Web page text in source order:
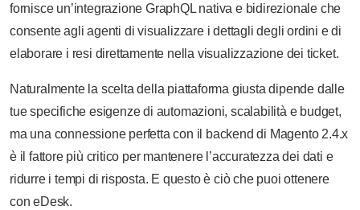
fornisce un’integrazione GraphQL nativa e bidirezionale che
consente agli agenti di visualizzare i dettagli degli ordini e di
elaborare i resi direttamente nella visualizzazione dei ticket.
Naturalmente la scelta della piattaforma giusta dipende dalle
tue specifiche esigenze di automazioni, scalabilità e budget,
ma una connessione perfetta con il backend di Magento 2.4.x
è il fattore più critico per mantenere l’accuratezza dei dati e
ridurre i tempi di risposta. E questo è ciò che puoi ottenere
con eDesk.